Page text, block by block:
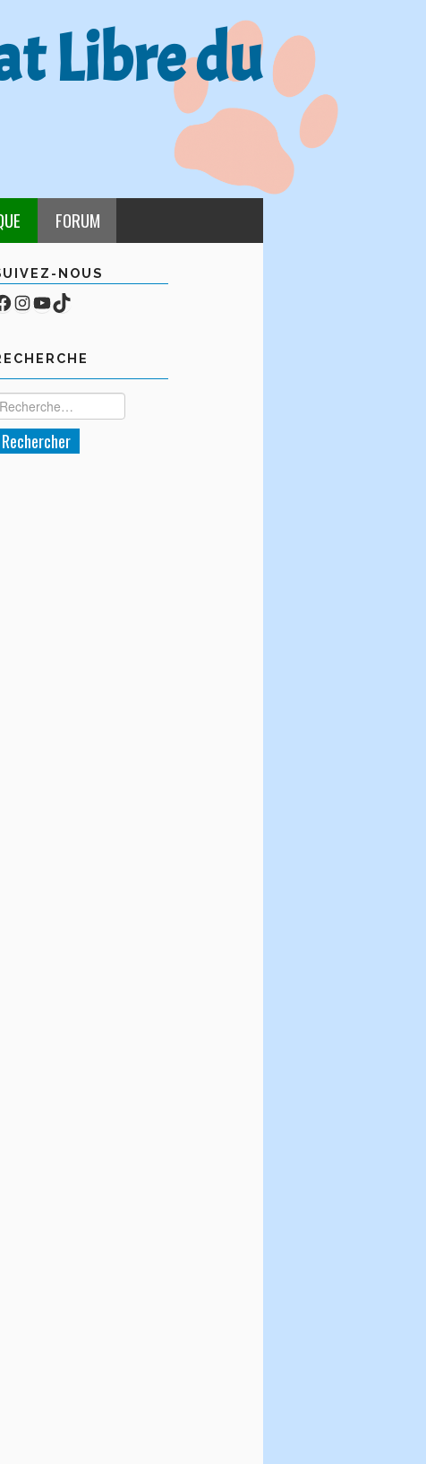
Libre du
FORUM
NOUS
Compte Instagram
YouTube
TikTok